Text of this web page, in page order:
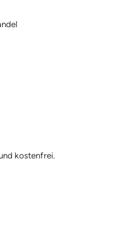
kostenfrei.